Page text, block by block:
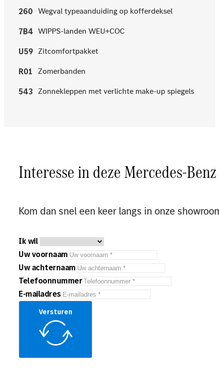
260 Wegval typeaanduiding op kofferdeksel
7B4 WIPPS-landen WEU+COC
U59 Zitcomfortpakket
R01 Zomerbanden
543 Zonnekleppen met verlichte make-up spiegels
Interesse in deze Mercedes-
Kom dan snel een keer langs in onze
Ik wil
Uw voornaam
Uw achternaam
Telefoonnummer
E-mailadres
Versturen